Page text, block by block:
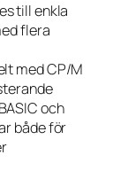
till enkla
flera
med CP/M
och
både för